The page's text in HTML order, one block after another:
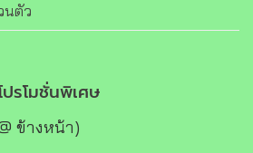
นตัว
รโมชั่นพิเศษ
ข้างหน้า)